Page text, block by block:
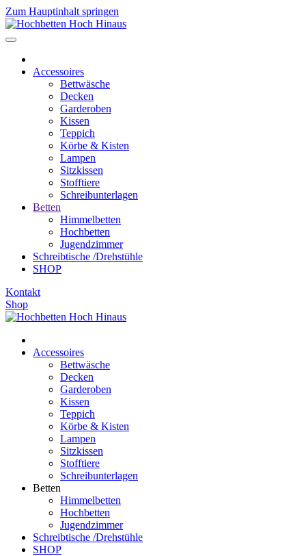
Zum Hauptinhalt springen
Accessoires
Bettwäsche
Decken
Garderoben
Kissen
Teppich
Körbe & Kisten
Lampen
Sitzkissen
Stofftiere
Schreibunterlagen
Betten
Himmelbetten
Hochbetten
Jugendzimmer
Schreibtische /Drehstühle
SHOP
Kontakt
Shop
Accessoires
Bettwäsche
Decken
Garderoben
Kissen
Teppich
Körbe & Kisten
Lampen
Sitzkissen
Stofftiere
Schreibunterlagen
Betten
Himmelbetten
Hochbetten
Jugendzimmer
Schreibtische /Drehstühle
SHOP